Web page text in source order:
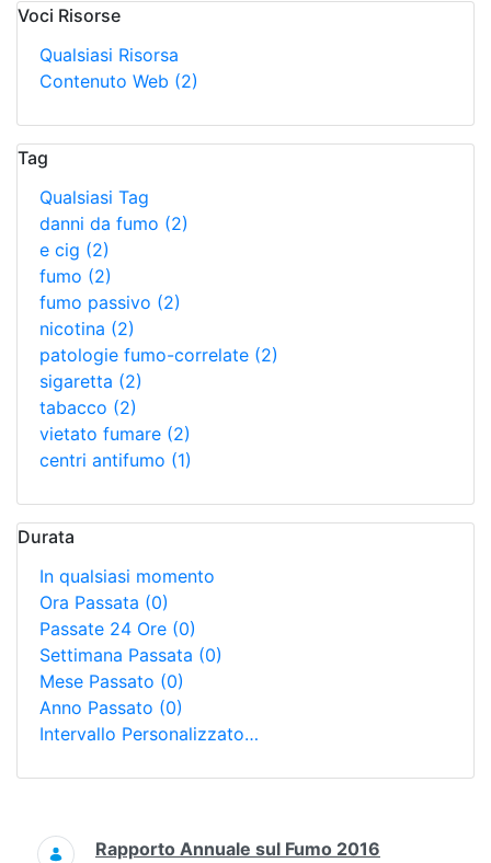
Voci Risorse
Qualsiasi Risorsa
Contenuto Web (2)
Tag
Qualsiasi Tag
danni da fumo (2)
e cig (2)
fumo (2)
fumo passivo (2)
nicotina (2)
patologie fumo-correlate (2)
sigaretta (2)
tabacco (2)
vietato fumare (2)
centri antifumo (1)
Durata
In qualsiasi momento
Ora Passata (0)
Passate 24 Ore (0)
Settimana Passata (0)
Mese Passato (0)
Anno Passato (0)
Intervallo Personalizzato…
Ricerca
Rapporto Annuale sul Fumo 2016